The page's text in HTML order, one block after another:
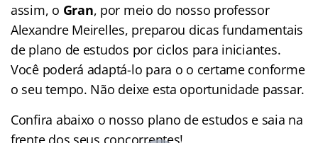
assim, o Gran, por meio do nosso professor
Alexandre Meirelles, preparou dicas fundamentais
de plano de estudos por ciclos para iniciantes.
Você poderá adaptá-lo para o o certame conforme
o seu tempo. Não deixe esta oportunidade passar.
Confira abaixo o nosso plano de estudos e saia na
frente dos seus concorrentes!